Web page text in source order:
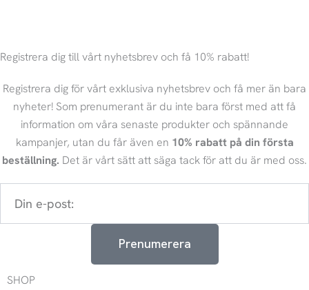
Registrera dig till vårt nyhetsbrev och få 10% rabatt!
Registrera dig för vårt exklusiva nyhetsbrev och få mer än bara
nyheter! Som prenumerant är du inte bara först med att få
information om våra senaste produkter och spännande
kampanjer, utan du får även en 10% rabatt på din första
beställning. Det är vårt sätt att säga tack för att du är med oss.
Prenumerera
SHOP